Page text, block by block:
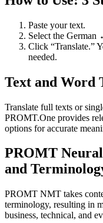
Paste your text.
Select the German
Click “Translate.”
needed.
Text and Word
Translate full texts or
PROMT.One provides
options for accurate
PROMT
and
PROMT NMT takes
terminology, resulting in
business, technical, and